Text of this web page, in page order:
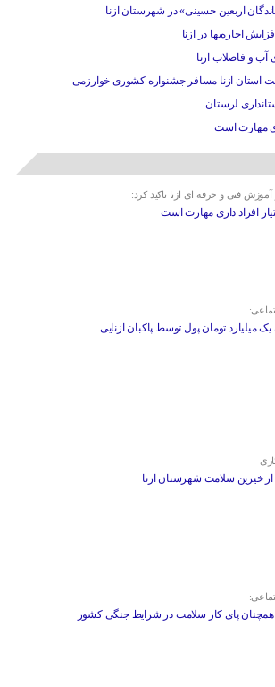
اربعین حسینی» در شهرستان ازنا
اجاره‌بها در ازنا
آب و فاضلاب ازنا
ازنا مسافر جشنواره کشوری خوارزمی
لرستان
مهارت است
فنی و حرفه ای ازنا تاکید کرد:
افراد داری مهارت است
یک میلیارد تومان پول توسط پاکبان ازنایی
از خیرین سلامت شهرستان ازنا
همچنان پای کار سلامت در شرایط جنگی کشور